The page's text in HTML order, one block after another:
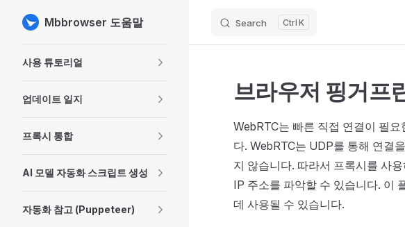
Skip to content
Mbbrowser 도움말 Search K
사용 튜토리얼
업데이트 일지
프록시 통합
AI 모델 자동화 스크립트 생성
자동화 참고 (Puppeteer)
브라우저 핑거프
WebRTC는 빠른 직접 연결이 필
다. WebRTC는 UDP를 통해 연결
지 않습니다. 따라서 프록시를 사
IP 주소를 파악할 수 있습니다. 이
데 사용될 수 있습니다.